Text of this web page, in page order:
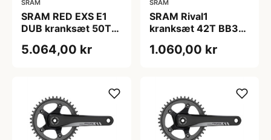
SRAM
SRAM RED EXS E1
DUB kranksæt 50T
5.064,00 kr
SRAM
SRAM Rival1
kranksæt 42T BB30
pedalarm: 172,5
1.060,00 kr